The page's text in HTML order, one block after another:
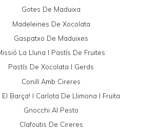
Gotes De Maduixa
Madeleines De Xocolata
Gaspatxo De Maduixes
La Lluna I Pastís De Fruites
Pastís De Xocolata I Gerds
Conill Amb Cireres
El Barça! I Carlota De Llimona I Fruita
Gnocchi Al Pesto
Clafoutis De Cireres